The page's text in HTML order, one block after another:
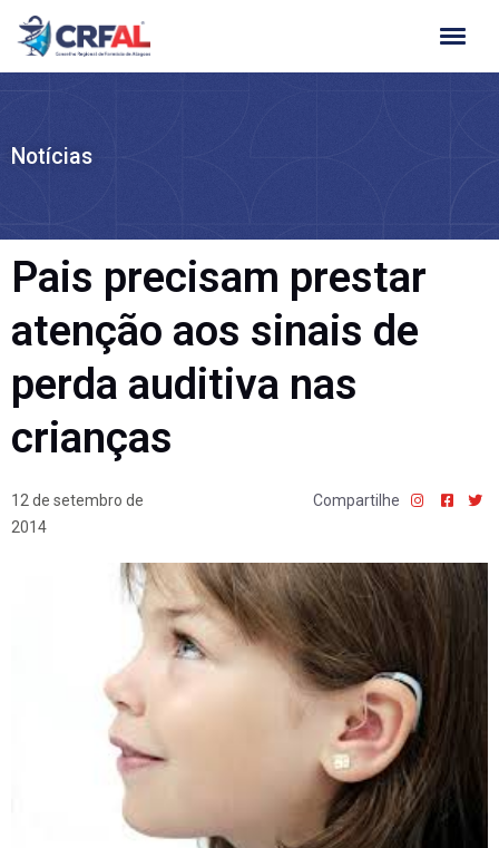
Ir
para
Notícias
Pais precisam prestar
atenção aos sinais de
perda auditiva nas
crianças
12 de setembro de
2014
Compartilhe